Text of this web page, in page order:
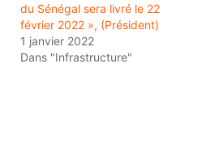
du Sénégal sera livré le 22
février 2022 », (Président)
1 janvier 2022
Dans "Infrastructure"